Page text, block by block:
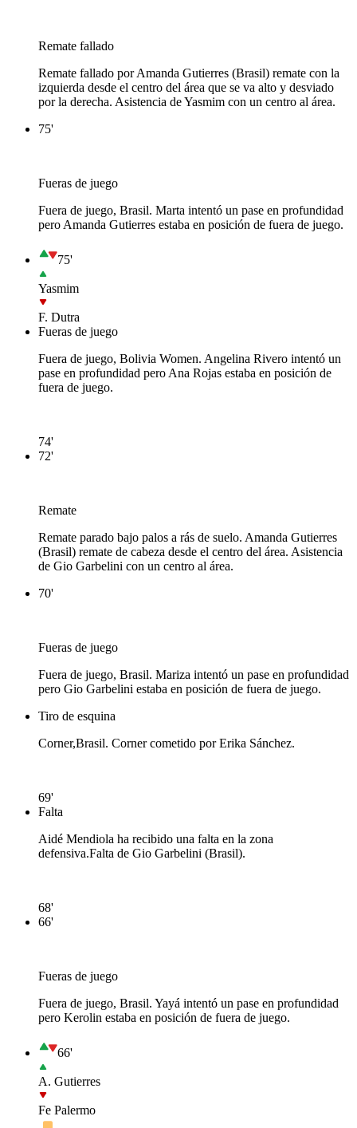
Remate fallado
Remate fallado por Amanda Gutierres (Brasil) remate con la
izquierda desde el centro del área que se va alto y desviado
por la derecha. Asistencia de Yasmim con un centro al área.
75'
Fueras de juego
Fuera de juego, Brasil. Marta intentó un pase en profundidad
pero Amanda Gutierres estaba en posición de fuera de juego.
75'
Yasmim
F. Dutra
Fueras de juego
Fuera de juego, Bolivia Women. Angelina Rivero intentó un
pase en profundidad pero Ana Rojas estaba en posición de
fuera de juego.
74'
72'
Remate
Remate parado bajo palos a rás de suelo. Amanda Gutierres
(Brasil) remate de cabeza desde el centro del área. Asistencia
de Gio Garbelini con un centro al área.
70'
Fueras de juego
Fuera de juego, Brasil. Mariza intentó un pase en profundidad
pero Gio Garbelini estaba en posición de fuera de juego.
Tiro de esquina
Corner,Brasil. Corner cometido por Erika Sánchez.
69'
Falta
Aidé Mendiola ha recibido una falta en la zona
defensiva.Falta de Gio Garbelini (Brasil).
68'
66'
Fueras de juego
Fuera de juego, Brasil. Yayá intentó un pase en profundidad
pero Kerolin estaba en posición de fuera de juego.
66'
A. Gutierres
Fe Palermo